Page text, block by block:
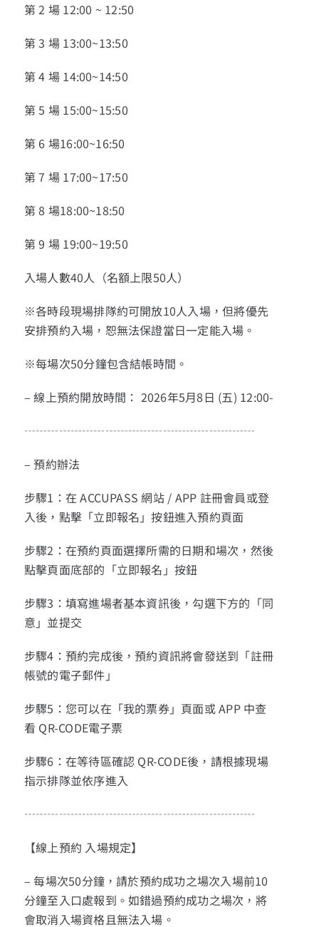
第 2 場 12:00 ~ 12:50
第 3 場 13:00~13:50
第 4 場 14:00~14:50
第 5 場 15:00~15:50
第 6 場16:00~16:50
第 7 場 17:00~17:50
第 8 場18:00~18:50
第 9 場 19:00~19:50
入場人數40人（名額上限50人）
※各時段現場排隊約可開放10人入場，但將優先
安排預約入場，恕無法保證當日一定能入場。
※每場次50分鐘包含結帳時間。
– 線上預約開放時間： 2026年5月8日 (五) 12:00-
┄┄┄┄┄┄┄┄┄┄┄┄┄┄┄┄┄┄┄┄
– 預約辦法
步驟1：在 ACCUPASS 網站 / APP 註冊會員或登
入後，點擊「立即報名」按鈕進入預約頁面
步驟2：在預約頁面選擇所需的日期和場次，然後
點擊頁面底部的「立即報名」按鈕
步驟3：填寫進場者基本資訊後，勾選下方的「同
意」並提交
步驟4：預約完成後，預約資訊將會發送到「註冊
帳號的電子郵件」
步驟5：您可以在「我的票券」頁面或 APP 中查
看 QR-CODE電子票
步驟6：在等待區確認 QR-CODE後，請根據現場
指示排隊並依序進入
┄┄┄┄┄┄┄┄┄┄┄┄┄┄┄┄┄┄┄┄
【線上預約 入場規定】
– 每場次50分鐘，請於預約成功之場次入場前10
分鐘至入口處報到。如錯過預約成功之場次，將
會取消入場資格且無法入場。